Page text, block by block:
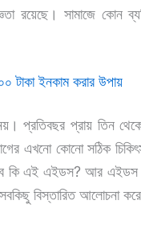
রয়েছে। সামাজে কোন
টাকা ইনকাম করার উপায়
প্রতিবছর প্রায় তিন
কোনো সঠিক
কি এই এইডস? আর এইডস
বিস্তারিত আলোচনা